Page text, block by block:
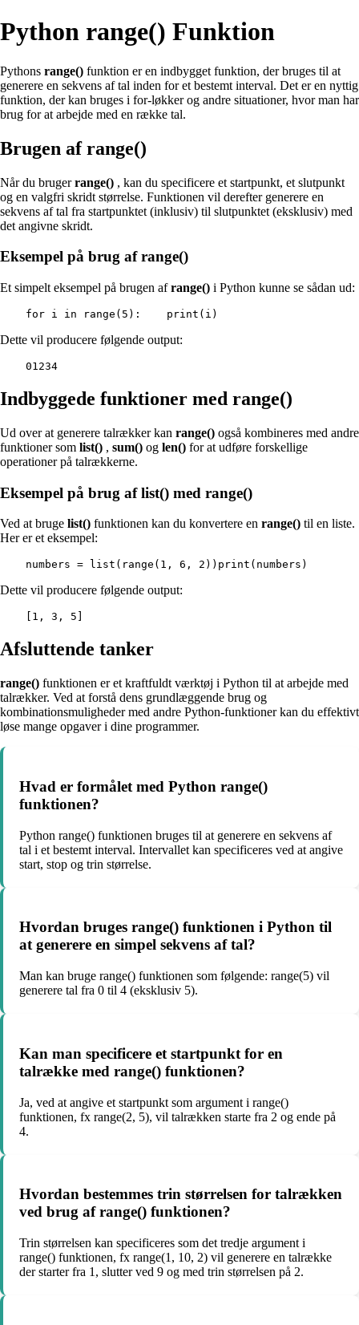
Python range() Funktion
Pythons range() funktion er en indbygget funktion, der bruges til at
generere en sekvens af tal inden for et bestemt interval. Det er en nyttig
funktion, der kan bruges i for-løkker og andre situationer, hvor man har
brug for at arbejde med en række tal.
Brugen af range()
Når du brugerrange() , kan du specificere et startpunkt, et slutpunkt
og en valgfri skridt størrelse. Funktionen vil derefter generere en
sekvens af tal fra startpunktet (inklusiv) til slutpunktet (eksklusiv) med
det angivne skridt.
Eksempel på brug af range()
Et simpelt eksempel på brugen afrange() i Python kunne se sådan ud:
for i in range(5):    print(i)
Dette vil producere følgende output:
01234
Indbyggede funktioner med range()
Ud over at generere talrækker kan range() også kombineres med andre
funktioner som list() , sum() og len() for at udføre forskellige
operationer på talrækkerne.
Eksempel på brug af list() med range()
Ved at bruge list() funktionen kan du konvertere en range() til en liste.
Her er et eksempel:
numbers = list(range(1, 6, 2))print(numbers)
Dette vil producere følgende output:
[1, 3, 5]
Afsluttende tanker
range() funktionen er et kraftfuldt værktøj i Python til at arbejde med
talrækker. Ved at forstå dens grundlæggende brug og
kombinationsmuligheder med andre Python-funktioner kan du effektivt
løse mange opgaver i dine programmer.
Hvad er formålet med Python range()
funktionen?
Python range() funktionen bruges til at generere en sekvens af
tal i et bestemt interval. Intervallet kan specificeres ved at angive
start, stop og trin størrelse.
Hvordan bruges range() funktionen i Python til
at generere en simpel sekvens af tal?
Man kan bruge range() funktionen som følgende: range(5) vil
generere tal fra 0 til 4 (eksklusiv 5).
Kan man specificere et startpunkt for en
talrække med range() funktionen?
Ja, ved at angive et startpunkt som argument i range()
funktionen, fx range(2, 5), vil talrækken starte fra 2 og ende på
4.
Hvordan bestemmes trin størrelsen for talrækken
ved brug af range() funktionen?
Trin størrelsen kan specificeres som det tredje argument i
range() funktionen, fx range(1, 10, 2) vil generere en talrække
der starter fra 1, slutter ved 9 og med trin størrelsen på 2.